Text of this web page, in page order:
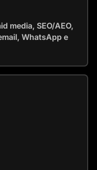
media, SEO/AEO,
WhatsApp e